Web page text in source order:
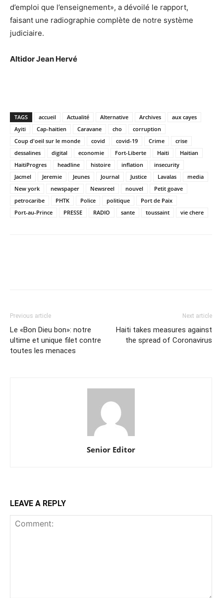
d’emploi que l’enseignement», a dévoilé le rapport,
faisant une radiographie complète de notre système
judiciaire.
Altidor Jean Hervé
TAGS accueil Actualité Alternative Archives
aux cayes
Ayiti
Cap-haitien Caravane cho
corruption
Coup d'oeil sur le monde
covid covid-19 Crime
crise
dessalines
digital economie Fort-Liberte Haiti
Haitian
HaitiProgres
headline histoire inflation
insecurity
Jacmel
Jeremie Jeunes Journal Justice Lavalas
media
New york
newspaper Newsreel nouvel
Petit goave
petrocaribe
PHTK Police politique
Port de Paix
Port-au-Prince
PRESSE RADIO sante toussaint vie chere
Previous article
Le «Bon Dieu bon»: notre
ultime et unique filet contre
toutes les menaces
Next article
Haiti takes measures against
the spread of Coronavirus
Senior Editor
LEAVE A REPLY